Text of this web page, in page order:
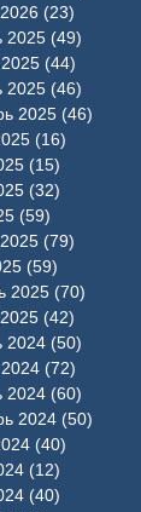
(23)
2025 (49)
(44)
2025 (46)
2025 (46)
(16)
(15)
(32)
(59)
(79)
(59)
2025 (70)
(42)
2024 (50)
(72)
2024 (60)
2024 (50)
(40)
(12)
(40)